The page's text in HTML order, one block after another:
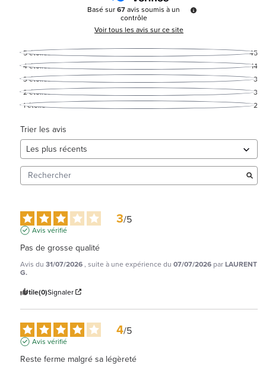
Basé sur67avis soumis à un
contrôle
Voir tous les avis sur ce site
5étoiles
45
4étoiles
14
3étoiles
3
2étoiles
3
1étoile 2
Trier les avis
3/5
Avis vérifié
Pas de grosse qualité
Avis du 31/07/2026, suite à une expérience du 07/07/2026 parLAURENT
G.
Utile(0)Signaler
4/5
Avis vérifié
Reste ferme malgré sa légèreté